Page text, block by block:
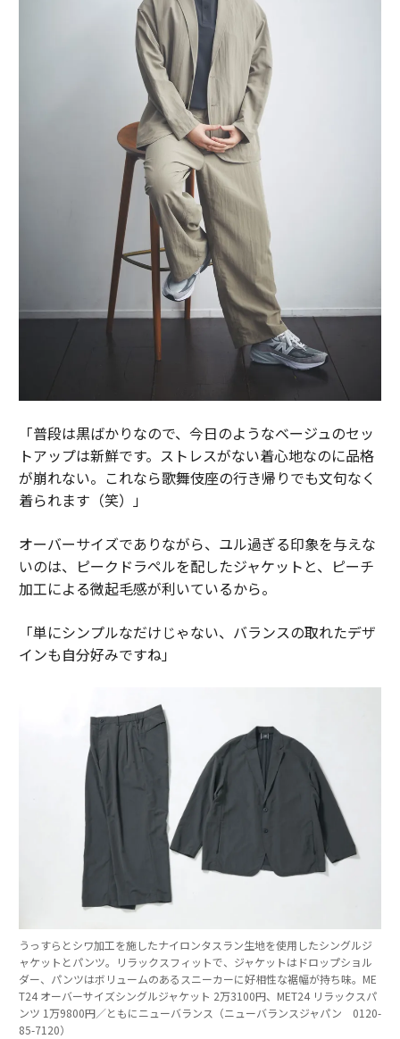
「普段は黒ばかりなので、今日のようなベージュのセッ
トアップは新鮮です。ストレスがない着心地なのに品格
が崩れない。これなら歌舞伎座の行き帰りでも文句なく
着られます（笑）」
オーバーサイズでありながら、ユル過ぎる印象を与えな
いのは、ピークドラペルを配したジャケットと、ピーチ
加工による微起毛感が利いているから。
「単にシンプルなだけじゃない、バランスの取れたデザ
インも自分好みですね」
うっすらとシワ加工を施したナイロンタスラン生地を使用したシングルジ
ャケットとパンツ。リラックスフィットで、ジャケットはドロップショル
ダー、パンツはボリュームのあるスニーカーに好相性な裾幅が持ち味。ME
T24 オーバーサイズシングルジャケット 2万3100円、MET24 リラックスパ
ンツ 1万9800円／ともにニューバランス（ニューバランスジャパン 0120-
85-7120）